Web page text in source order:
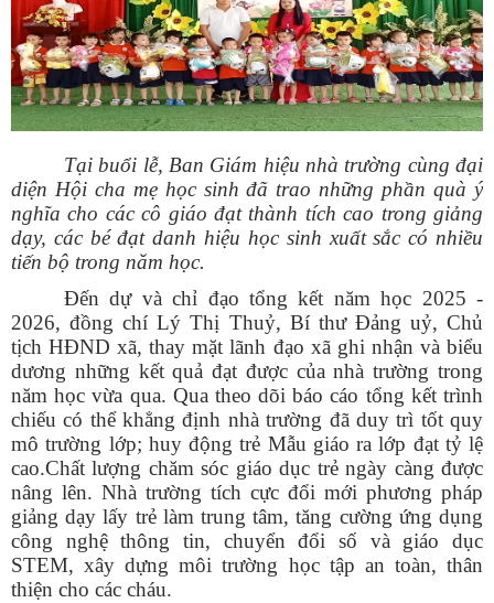
Tại buổi lễ, Ban Giám hiệu nhà trường cùng đại
diện Hội cha mẹ học sinh đã trao những phần quà ý
nghĩa cho các cô giáo đạt thành tích cao trong giảng
dạy, các bé đạt danh hiệu học sinh xuất sắc có nhiều
tiến bộ trong năm học.
Đến dự và chỉ đạo tổng kết năm học 2025 -
2026, đồng chí Lý Thị Thuỷ, Bí thư Đảng uỷ, Chủ
tịch HĐND xã, thay mặt lãnh đạo xã ghi nhận và biểu
dương những kết quả đạt được của nhà trường trong
năm học vừa qua. Qua theo dõi báo cáo tổng kết trình
chiếu có thể khẳng định nhà trường đã duy trì tốt quy
mô trường lớp; huy động trẻ Mẫu giáo ra lớp đạt tỷ lệ
cao.Chất lượng chăm sóc giáo dục trẻ ngày càng được
nâng lên. Nhà trường tích cực đổi mới phương pháp
giảng dạy lấy trẻ làm trung tâm, tăng cường ứng dụng
công nghệ thông tin, chuyển đổi số và giáo dục
STEM, xây dựng môi trường học tập an toàn, thân
thiện cho các cháu.